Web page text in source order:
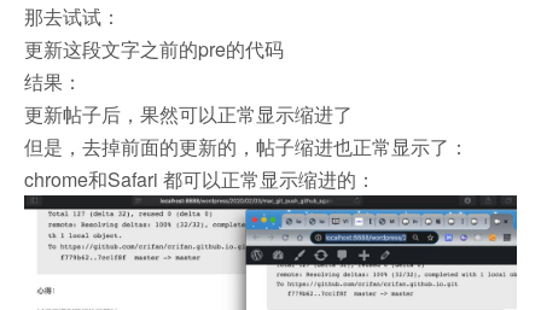
那去试试：
更新这段文字之前的pre的代码
结果：
更新帖子后，果然可以正常显示缩进了
但是，去掉前面的更新的，帖子缩进也正常显示了：
chrome和Safari 都可以正常显示缩进的：